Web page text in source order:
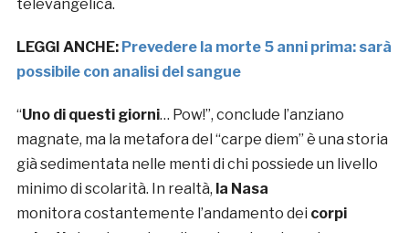
televangelica.
LEGGI ANCHE: Prevedere la morte 5 anni prima: sarà
possibile con analisi del sangue
“Uno di questi giorni… Pow!”, conclude l’anziano
magnate, ma la metafora del “carpe diem” è una storia
già sedimentata nelle menti di chi possiede un livello
minimo di scolarità. In realtà, la Nasa
monitora costantemente l’andamento dei corpi